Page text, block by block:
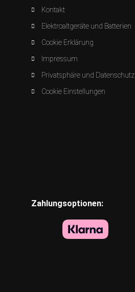
Kontakt
Elektroaltgeräte und Batterien
Cookie Erklärung
Impressum
Privatsphäre und Datenschutz
Cookie Einstellungen
Zahlungsoptionen: